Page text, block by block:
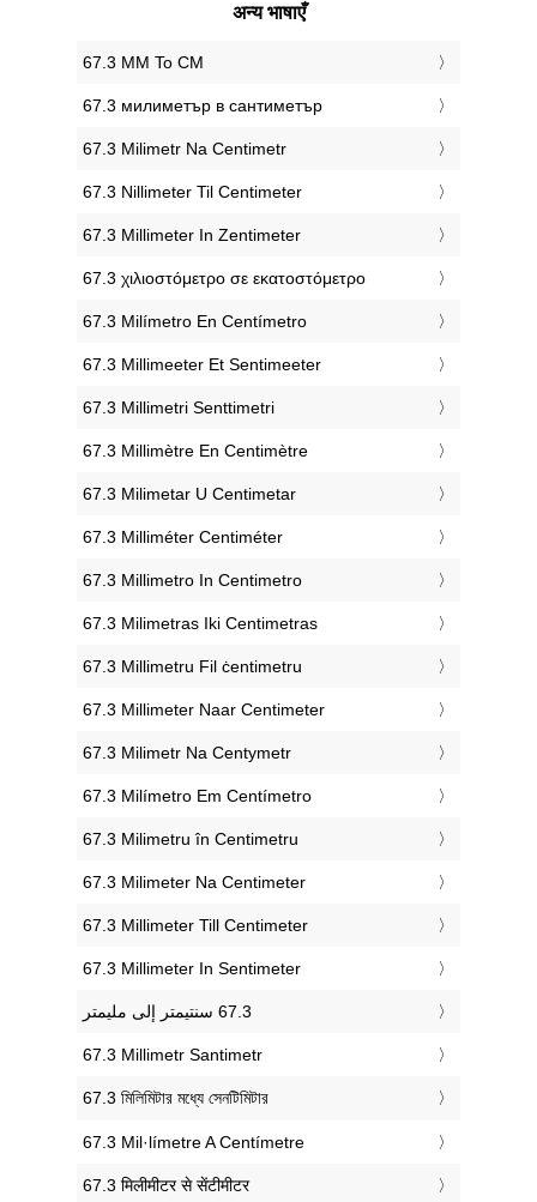
अन्य भाषाएँ
‎67.3 MM To CM
‎67.3 милиметър в сантиметър
‎67.3 Milimetr Na Centimetr
‎67.3 Nillimeter Til Centimeter
‎67.3 Millimeter In Zentimeter
‎67.3 χιλιοστόμετρο σε εκατοστόμετρο
‎67.3 Milímetro En Centímetro
‎67.3 Millimeeter Et Sentimeeter
‎67.3 Millimetri Senttimetri
‎67.3 Millimètre En Centimètre
‎67.3 Milimetar U Centimetar
‎67.3 Milliméter Centiméter
‎67.3 Millimetro In Centimetro
‎67.3 Milimetras Iki Centimetras
‎67.3 Millimetru Fil ċentimetru
‎67.3 Millimeter Naar Centimeter
‎67.3 Milimetr Na Centymetr
‎67.3 Milímetro Em Centímetro
‎67.3 Milimetru în Centimetru
‎67.3 Milimeter Na Centimeter
‎67.3 Millimeter Till Centimeter
‎67.3 Millimeter In Sentimeter
‎67.3 Millimetr Santimetr
‎67.3 মিলিমিটার মধ্যে সেনটিমিটার
‎67.3 Mil·límetre A Centímetre
‎67.3 मिलीमीटर से सेंटीमीटर